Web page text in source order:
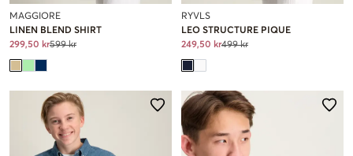
MAGGIORE
LINEN BLEND SHIRT
299,50 kr599 kr
RYVLS
LEO STRUCTURE PIQUE
249,50 kr499 kr